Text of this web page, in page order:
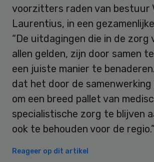
voorzitters raden van bestuur
Laurentius, in een
“De uitdagingen die in de zorg
allen gelden, zijn door samen
een juiste manier te
dat het door de samenwerking
om een breed pallet van
specialistische zorg te blijven
ook te behouden voor de regio.”
Reageer op dit artikel